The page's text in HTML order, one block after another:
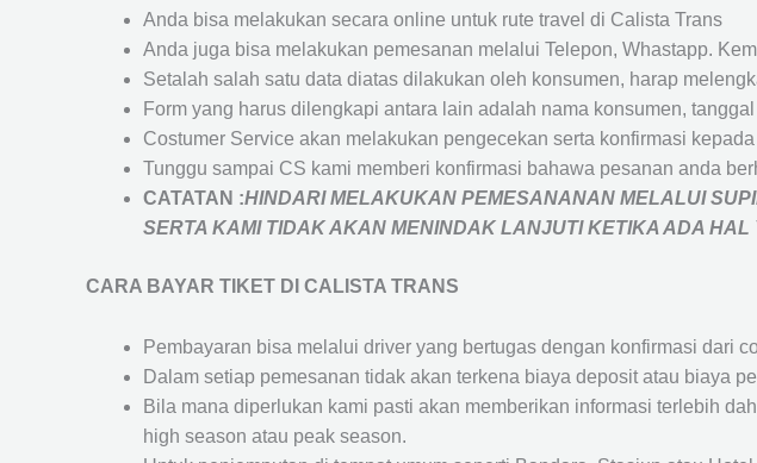
Anda bisa melakukan secara online untuk rute travel di Calista Trans
Anda juga bisa melakukan pemesanan melalui Telepon, Whastapp.
Setalah salah satu data diatas dilakukan oleh konsumen, harap
Form yang harus dilengkapi antara lain adalah nama konsumen,
Costumer Service akan melakukan pengecekan serta konfirmasi
Tunggu sampai CS kami memberi konfirmasi bahawa pesanan anda
CATATAN :HINDARI MELAKUKAN PEMESANANAN MELALUI
SERTA KAMI TIDAK AKAN MENINDAK LANJUTI KETIKA ADA
CARA BAYAR TIKET DI CALISTA TRANS
Pembayaran bisa melalui driver yang bertugas dengan konfirmasi dari
Dalam setiap pemesanan tidak akan terkena biaya deposit atau biaya
Bila mana diperlukan kami pasti akan memberikan informasi terlebih
high season atau peak season.